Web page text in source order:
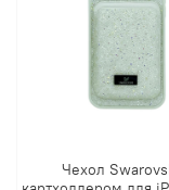
Чехол